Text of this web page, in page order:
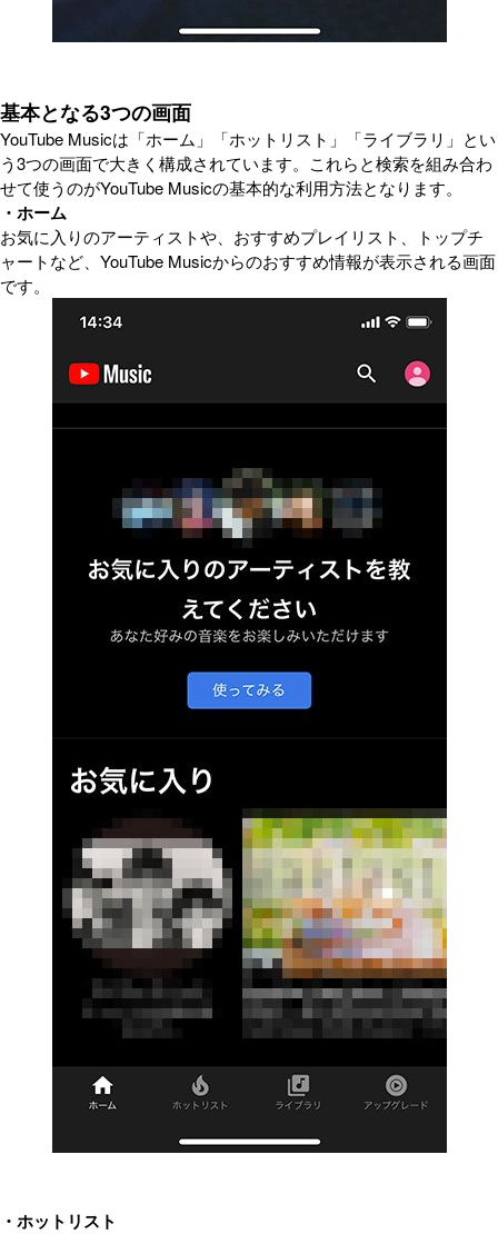
基本となる3つの画面
YouTube Musicは「ホーム」「ホットリスト」「ライブラリ」とい
う3つの画面で大きく構成されています。これらと検索を組み合わ
せて使うのがYouTube Musicの基本的な利用方法となります。
・ホーム
お気に入りのアーティストや、おすすめプレイリスト、トップチ
ャートなど、YouTube Musicからのおすすめ情報が表示される画面
です。
・ホットリスト